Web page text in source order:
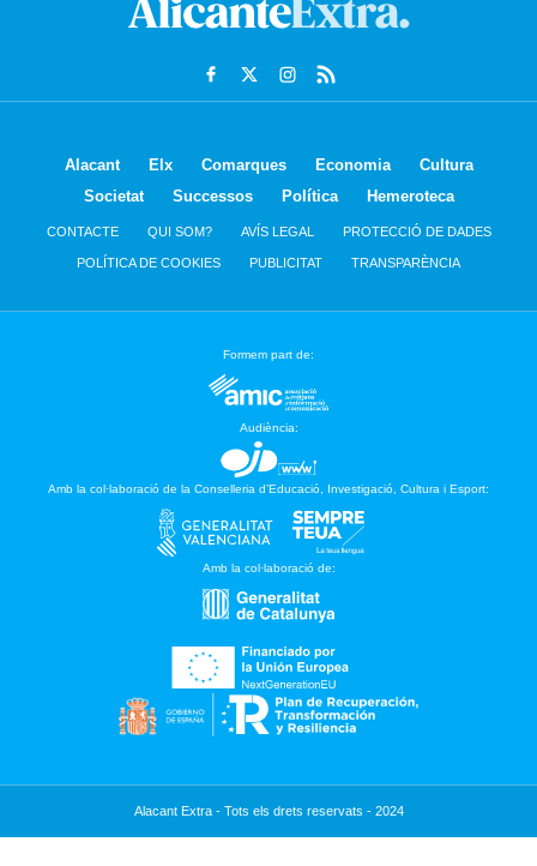
Alacant Elx Comarques Economia
Cultura
Societat
Successos Política Hemeroteca
CONTACTE QUI SOM? AVÍS LEGAL PROTECCIÓ DE DADES
POLÍTICA DE COOKIES PUBLICITAT TRANSPARÈNCIA
Formem part de:
Audiència:
Amb la col·laboració de la Conselleria d’Educació, Investigació, Cultura i Esport:
Amb la col·laboració de:
Alacant Extra - Tots els drets reservats - 2024